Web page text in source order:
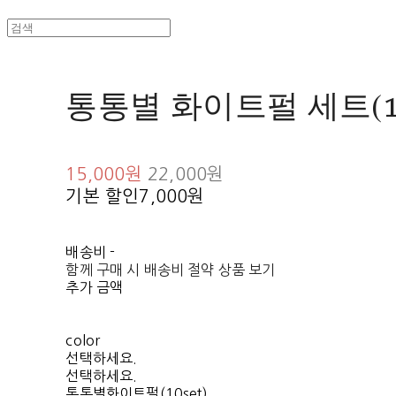
통통별 화이트펄 세트
15,000원 22,000원
기본 할인7,000원
배송비-
함께 구매 시 배송비 절약 상품 보기
추가 금액
color
선택하세요.
선택하세요.
통통별화이트펄(10set)